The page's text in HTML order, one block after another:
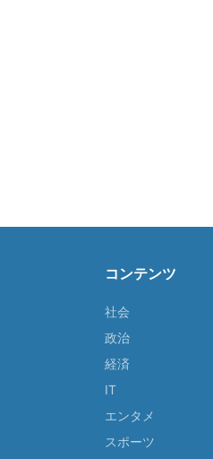
コンテンツ
社会
政治
経済
IT
エンタメ
スポーツ